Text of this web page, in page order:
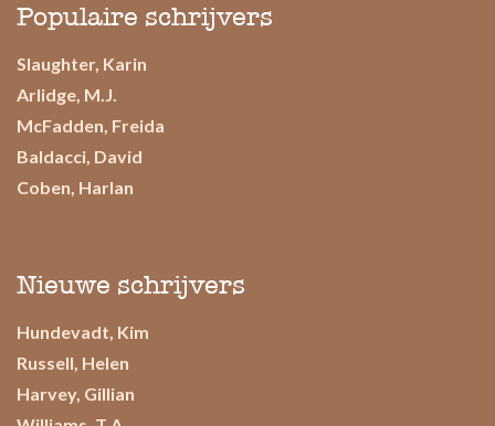
Populaire schrijvers
Slaughter, Karin
Arlidge, M.J.
McFadden, Freida
Baldacci, David
Coben, Harlan
Nieuwe schrijvers
Hundevadt, Kim
Russell, Helen
Harvey, Gillian